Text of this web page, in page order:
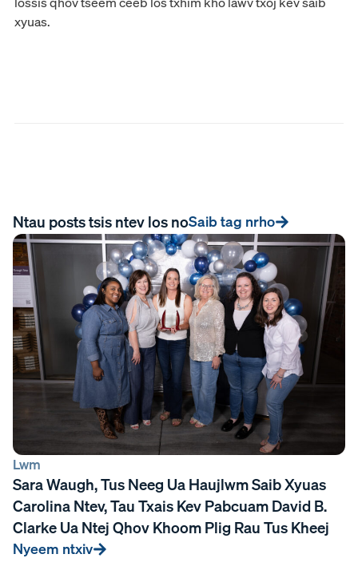
xyuas.
Ntau posts tsis ntev los noSaib tag nrho
Lwm
Sara Waugh, Tus Neeg Ua Haujlwm Saib Xyuas
Carolina Ntev, Tau Txais Kev Pabcuam David B.
Clarke Ua Ntej Qhov Khoom Plig Rau Tus Kheej
Nyeem ntxiv